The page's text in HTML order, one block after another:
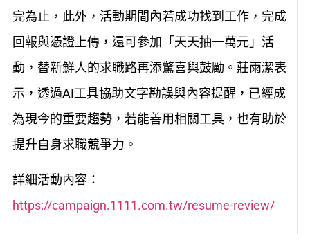
完為止 ， 此外，活動期間內若成功找到工作，完成
回報與憑證上傳，還可參加「天天抽一萬元」活
動，替新鮮人的求職路再添驚喜與鼓勵 。莊雨潔表
示，透過AI工具協助文字勘誤與內容提醒，已經成
為現今的重要趨勢，若能善用相關工具，也有助於
提升自身求職競爭力。
詳細活動內容：
https://campaign.1111.com.tw/resume-review/